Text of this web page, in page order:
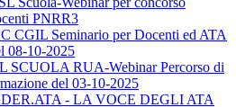
PNRR3
CGIL Seminario per Docenti ed ATA
08-10-2025
SCUOLA RUA-Webinar Percorso di
del 03-10-2025
- LA VOCE DEGLI ATA